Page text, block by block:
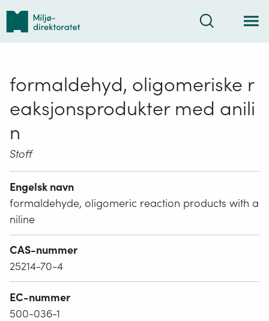
Tilbake
forsiden
Søk
formaldehyd, oligomeriske r
eaksjonsprodukter med anili
n
Stoff
Engelsk navn
formaldehyde, oligomeric reaction products with a
niline
CAS-nummer
25214-70-4
EC-nummer
500-036-1